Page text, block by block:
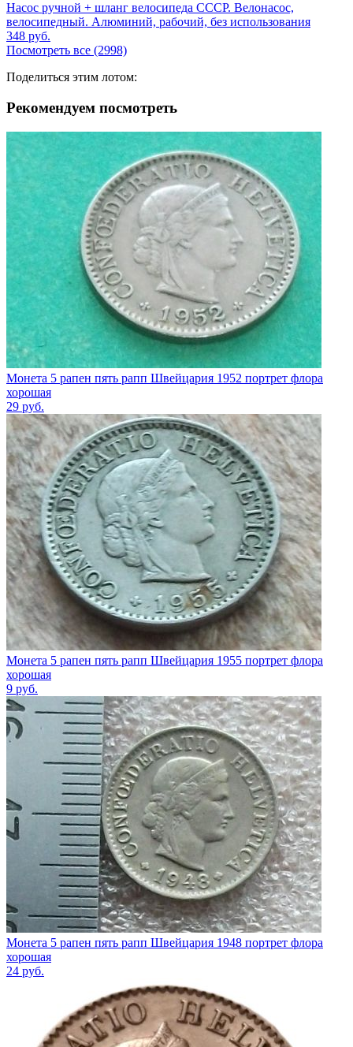
Насос ручной + шланг велосипеда СССР. Велонасос,
велосипедный. Алюминий, рабочий, без использования
348 руб.
Посмотреть все (2998)
Поделиться этим лотом:
Рекомендуем посмотреть
Монета 5 рапен пять рапп Швейцария 1952 портрет флора
хорошая
29 руб.
Монета 5 рапен пять рапп Швейцария 1955 портрет флора
хорошая
9 руб.
Монета 5 рапен пять рапп Швейцария 1948 портрет флора
хорошая
24 руб.